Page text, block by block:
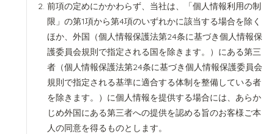
前項の定めにかかわらず、当社は、「個人情報利用の制
限」の第1項から第4項のいずれかに該当する場合を除く
ほか、外国（個人情報保護法第24条に基づき個人情報保
護委員会規則で指定される国を除きます。）にある第三
者（個人情報保護法第24条に基づき個人情報保護委員会
規則で指定される基準に適合する体制を整備している者
を除きます。）に個人情報を提供する場合には、あらか
じめ外国にある第三者への提供を認める旨のお客様ご本
人の同意を得るものとします。